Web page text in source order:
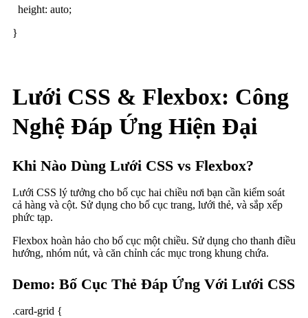
height: auto;
}
Lưới CSS & Flexbox: Công
Nghệ Đáp Ứng Hiện Đại
Khi Nào Dùng Lưới CSS vs Flexbox?
Lưới CSS lý tưởng cho bố cục hai chiều nơi bạn cần kiểm soát
cả hàng và cột. Sử dụng cho bố cục trang, lưới thẻ, và sắp xếp
phức tạp.
Flexbox hoàn hảo cho bố cục một chiều. Sử dụng cho thanh điều
hướng, nhóm nút, và căn chỉnh các mục trong khung chứa.
Demo: Bố Cục Thẻ Đáp Ứng Với Lưới CSS
.card-grid {